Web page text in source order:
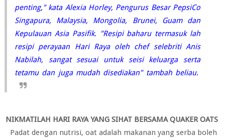
penting," kata Alexia Horley, Pengurus Besar PepsiCo
Singapura, Malaysia, Mongolia, Brunei, Guam dan
Kepulauan Asia Pasifik. "Resipi baharu termasuk lah
resipi perayaan Hari Raya oleh chef selebriti Anis
Nabilah, sangat sesuai untuk seisi keluarga serta
tetamu dan juga mudah disediakan" tambah beliau.
NIKMATILAH HARI RAYA YANG SIHAT BERSAMA QUAKER OATS
Padat dengan nutrisi, oat adalah makanan yang serba boleh